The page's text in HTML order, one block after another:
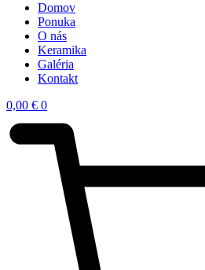
Domov
Ponuka
O nás
Keramika
Galéria
Kontakt
0,00 € 0